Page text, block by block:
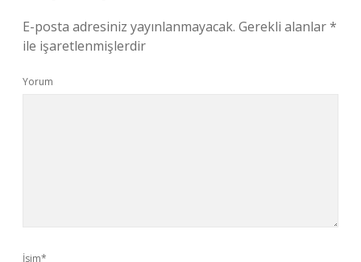
E-posta adresiniz yayınlanmayacak. Gerekli alanlar*
ile işaretlenmişlerdir
Yorum
İsim*